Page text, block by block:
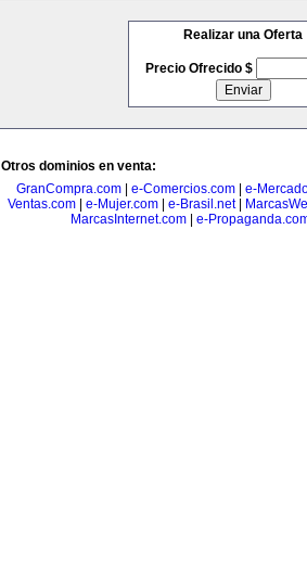
Realizar una Oferta
Precio Ofrecido $
Otros dominios en venta:
GranCompra.com
e-Comercios.com
e-
Ventas.com| e-Mujer.com| e-Brasil.net|
MarcasInternet.com
e-